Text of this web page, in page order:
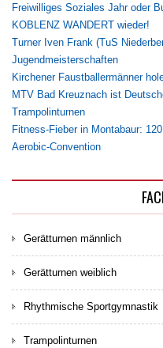
Freiwilliges Soziales Jahr oder
KOBLENZ WANDERT wieder!
Turner Iven Frank (TuS
Jugendmeisterschaften
Kirchener Faustballermänner
MTV Bad Kreuznach ist
Trampolinturnen
Fitness-Fieber in Montabaur:
Aerobic-Convention
Gerätturnen männlich
Gerätturnen weiblich
Rhythmische Sportgymnastik
Trampolinturnen